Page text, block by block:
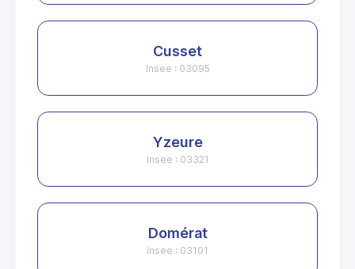
Cusset
Insee : 03095
Yzeure
Insee : 03321
Domérat
Insee : 03101